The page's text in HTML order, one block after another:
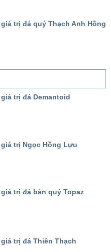
trị đá quý Thạch Anh Hồng
trị đá Demantoid
trị Ngọc Hồng Lựu
trị đá bán quý Topaz
trị đá Thiên Thạch